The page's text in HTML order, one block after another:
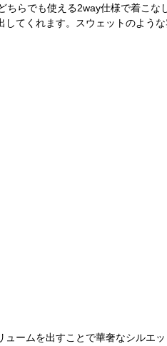
らでも使える2way仕様で着こな
てくれます。スウェットのよう
ームを出すことで華奢なシルエッ